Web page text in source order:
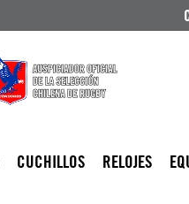
CUCHILLOS RELOJES